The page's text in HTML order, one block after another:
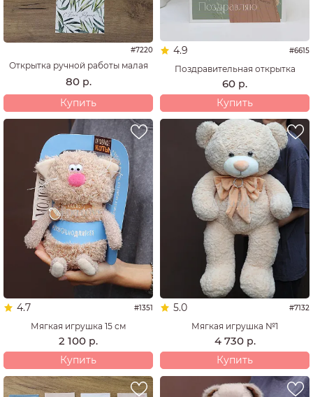
#7220
Открытка ручной работы малая
80 р.
Купить
4.9 #6615
Поздравительная открытка
60 р.
Купить
4.7 #1351
Мягкая игрушка 15 см
2 100 р.
Купить
5.0 #7132
Мягкая игрушка №1
4 730 р.
Купить